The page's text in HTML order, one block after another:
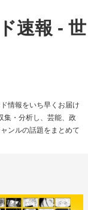
速報 - 世
情報をいち早くお届け
集・分析し、芸能、政
ンルの話題をまとめて